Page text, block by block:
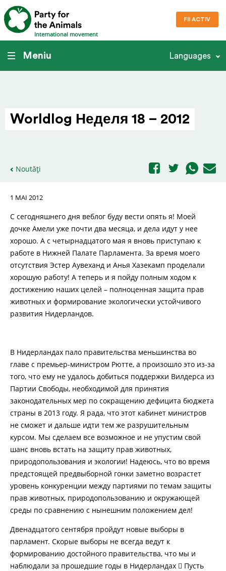
International movement
FII ACTIV
Meniu Languages
Worldlog Неделя 18 – 2012
Noutăți
1 MAI 2012
С сегодняшнего дня веблог буду вести опять я! Моей
дочке Амели уже почти два месяца, и дела идут у нее
хорошо. А с четырнадцатого мая я вновь приступаю к
работе в Нижней Палате Парламента. За время моего
отсутствия Эстер Аувеханд и Анья Хазекамп проделали
хорошую работу! А теперь и я пойду полным ходом к
достижению наших целей – полноценная защита прав
животных и формирование экологически устойчивого
развития Нидерландов.
В Нидерландах пало правительства меньшинства во
главе с премьер-министром Рютте, а произошло это из-за
того, что ему не удалось добиться поддержки Вилдерса из
Партии Свободы, необходимой для принятия
законодательных мер по сокращению дефицита бюджета
страны в 2013 году. Я рада, что этот кабинет министров
не сможет и дальше идти тем же разрушительным
курсом. Мы сделаем все возможное и не упустим свой
шанс вновь встать на защиту прав животных,
природопользования и экологии! Надеюсь, что во время
предстоящей предвыборной гонки заметно возрастет
уровень конкуренции между партиями по темам защиты
прав животных, природопользованию и окружающей
среды по сравнению с нынешним положением дел!
Двенадцатого сентября пройдут новые выборы в
парламент. Скорые выборы не всегда ведут к
формированию достойного правительства, что мы и
наблюдали за прошедшие годы в Нидерландах  Пусть